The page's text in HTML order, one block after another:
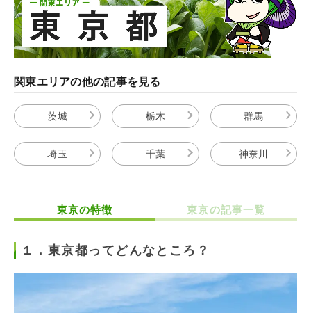
関東エリアの他の記事を見る
茨城 栃木 群馬
埼玉 千葉 神奈川
東京の特徴 東京の記事一覧
１．東京都ってどんなところ？